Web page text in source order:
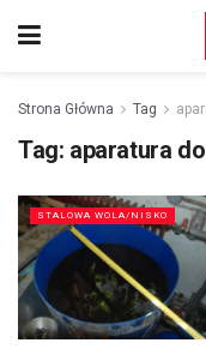
Strona Główna Tag
Tag: aparatura
STALOWA WOLA/NISKO